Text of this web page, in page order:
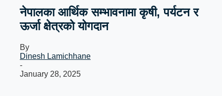
नेपालका आर्थिक सम्भावनामा कृषी, पर्यटन र
ऊर्जा क्षेत्रको योगदान
By
Dinesh Lamichhane
-
January 28, 2025